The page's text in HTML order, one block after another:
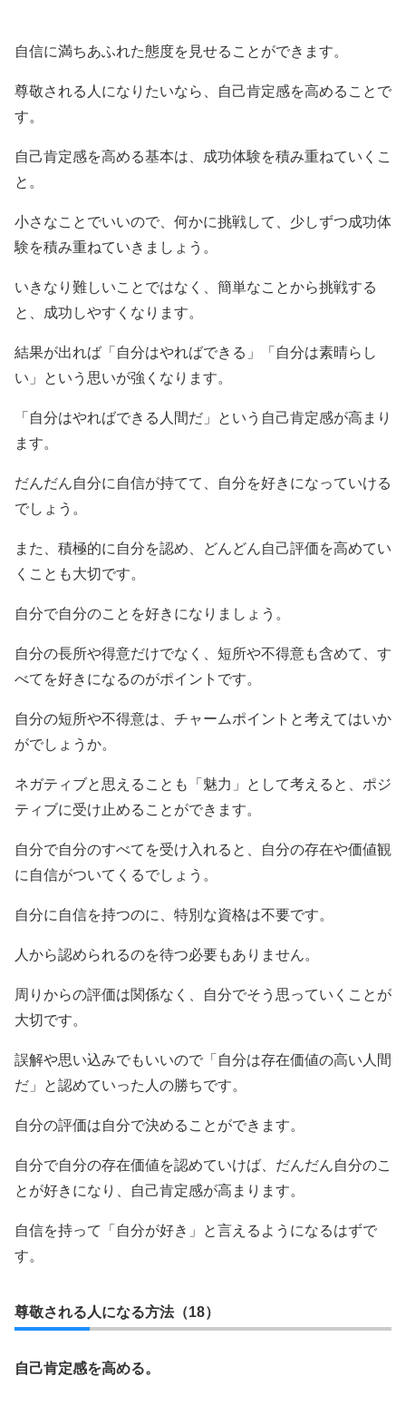
自信に満ちあふれた態度を見せることができます。
尊敬される人になりたいなら、自己肯定感を高めることで
す。
自己肯定感を高める基本は、成功体験を積み重ねていくこ
と。
小さなことでいいので、何かに挑戦して、少しずつ成功体
験を積み重ねていきましょう。
いきなり難しいことではなく、簡単なことから挑戦する
と、成功しやすくなります。
結果が出れば「自分はやればできる」「自分は素晴らし
い」という思いが強くなります。
「自分はやればできる人間だ」という自己肯定感が高まり
ます。
だんだん自分に自信が持てて、自分を好きになっていける
でしょう。
また、積極的に自分を認め、どんどん自己評価を高めてい
くことも大切です。
自分で自分のことを好きになりましょう。
自分の長所や得意だけでなく、短所や不得意も含めて、す
べてを好きになるのがポイントです。
自分の短所や不得意は、チャームポイントと考えてはいか
がでしょうか。
ネガティブと思えることも「魅力」として考えると、ポジ
ティブに受け止めることができます。
自分で自分のすべてを受け入れると、自分の存在や価値観
に自信がついてくるでしょう。
自分に自信を持つのに、特別な資格は不要です。
人から認められるのを待つ必要もありません。
周りからの評価は関係なく、自分でそう思っていくことが
大切です。
誤解や思い込みでもいいので「自分は存在価値の高い人間
だ」と認めていった人の勝ちです。
自分の評価は自分で決めることができます。
自分で自分の存在価値を認めていけば、だんだん自分のこ
とが好きになり、自己肯定感が高まります。
自信を持って「自分が好き」と言えるようになるはずで
す。
尊敬される人になる方法（18）
自己肯定感を高める。